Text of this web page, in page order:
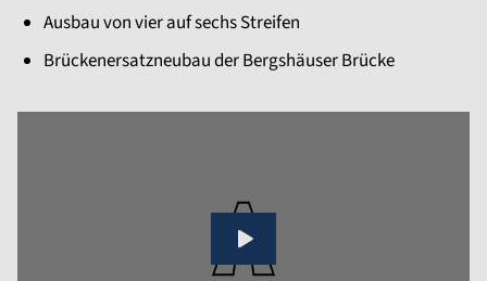
Ausbau von vier auf sechs Streifen
Brückenersatzneubau der Bergshäuser Brücke